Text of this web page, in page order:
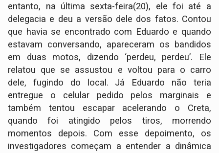
entanto, na última sexta-feira(20), ele foi até a
delegacia e deu a versão dele dos fatos. Contou
que havia se encontrado com Eduardo e quando
estavam conversando, apareceram os bandidos
em duas motos, dizendo ‘perdeu, perdeu’. Ele
relatou que se assustou e voltou para o carro
dele, fugindo do local. Já Eduardo não teria
entregue o celular pedido pelos marginais e
também tentou escapar acelerando o Creta,
quando foi atingido pelos tiros, morrendo
momentos depois. Com esse depoimento, os
investigadores começam a entender a dinâmica